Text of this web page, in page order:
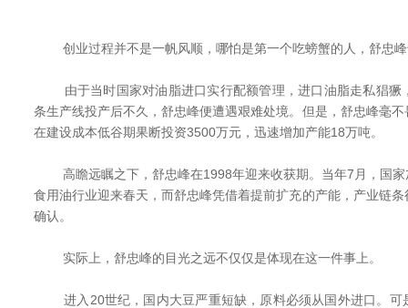
创业过程并不是一帆风顺，哪怕是第一个吃螃蟹的人，舒忠峰
由于当时国家对油脂进口实行配额管理，进口油脂走私猖獗
条生产线投产后不久，舒忠峰便遭遇艰难处境。但是，舒忠峰毫
在建设成本低谷期果断投资3500万元，迅速增加产能18万吨。
高瞻远瞩之下，舒忠峰在1998年迎来收获期。当年7月，国家
食用油行业迎来春天，而舒忠峰凭借着提前扩充的产能，产业链
确认。
实际上，舒忠峰的目光之远不仅仅是体现在这一件事上。
进入20世纪，国内大豆严重短缺，原料必须从国外进口。可